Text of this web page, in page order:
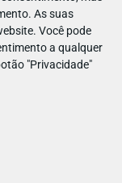
As suas
Você pode
a qualquer
"Privacidade"